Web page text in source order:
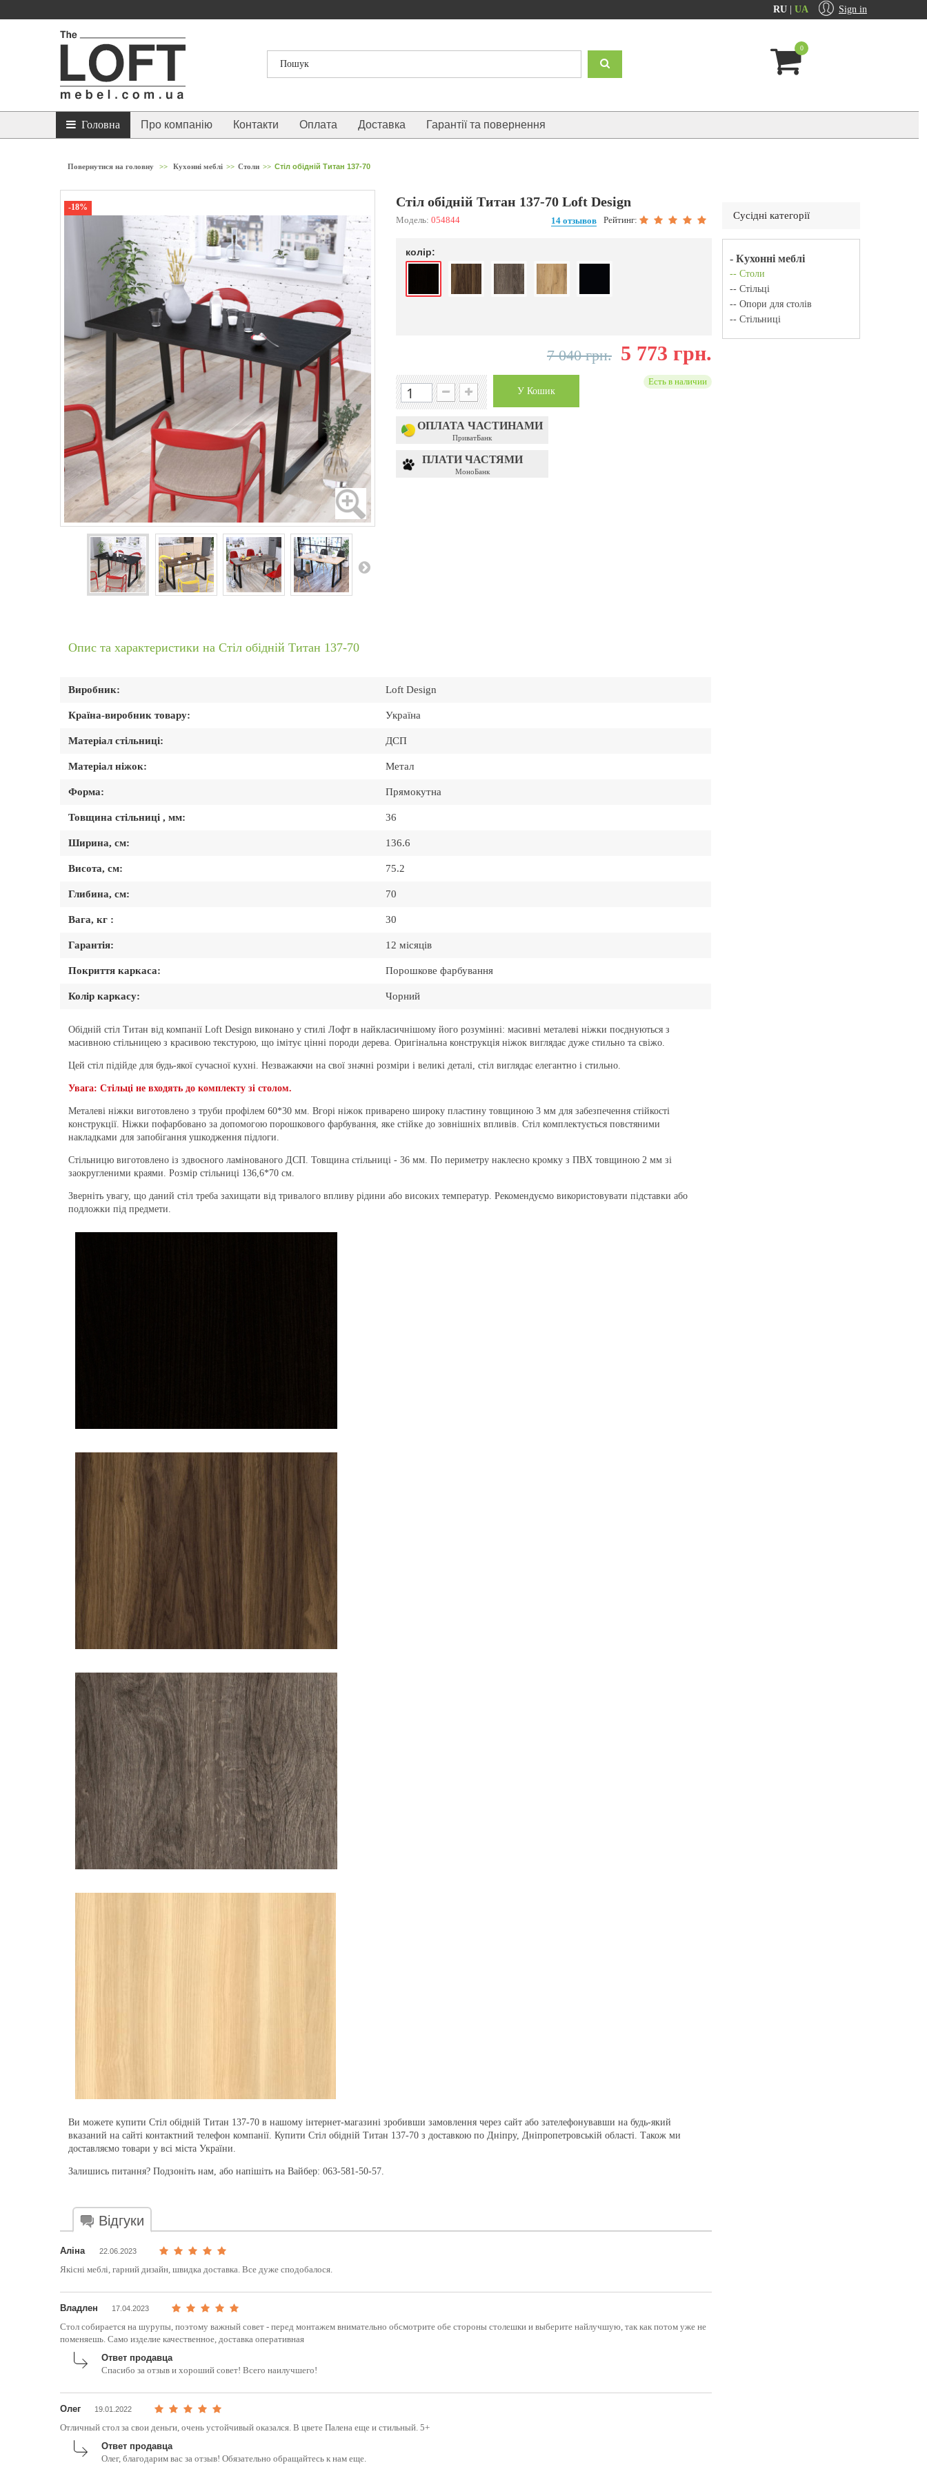
Sign in
RU UA
0
Головна Про компанію Контакти Оплата Доставка Гарантії та повернення
Повернутися на головну >> Кухонні меблі >> Столи >> Стіл обідній Титан 137-70
-18% Стіл обідній Титан 137-70 Loft Design
Модель: 054844 Рейтинг:
14 отзывов
колір:
5 773 грн.
7 040 грн.
У Кошик
Есть в наличии
ОПЛАТА ЧАСТИНАМИ
ПриватБанк
ПЛАТИ ЧАСТЯМИ
МоноБанк
Опис та характеристики на Стіл обідній Титан 137-70
Виробник: Loft Design
Країна-виробник товару: Україна
Матеріал стільниці: ДСП
Матеріал ніжок: Метал
Форма: Прямокутна
Товщина стільниці , мм: 36
Ширина, см: 136.6
Висота, см: 75.2
Глибина, см: 70
Вага, кг : 30
Гарантія: 12 місяців
Покриття каркаса: Порошкове фарбування
Колір каркасу: Чорний
Обідній стіл Титан від компанії Loft Design виконано у стилі Лофт в найкласичнішому його розумінні: масивні металеві ніжки поєднуються з
масивною стільницею з красивою текстурою, що імітує цінні породи дерева. Оригінальна конструкція ніжок виглядає дуже стильно та свіжо.
Цей стіл підійде для будь-якої сучасної кухні. Незважаючи на свої значні розміри і великі деталі, стіл виглядає елегантно і стильно.
Увага: Стільці не входять до комплекту зі столом.
Металеві ніжки виготовлено з труби профілем 60*30 мм. Вгорі ніжок приварено широку пластину товщиною 3 мм для забезпечення стійкості
конструкції. Ніжки пофарбовано за допомогою порошкового фарбування, яке стійке до зовнішніх впливів. Стіл комплектується повстяними
накладками для запобігання ушкодження підлоги.
Стільницю виготовлено із здвоєного ламінованого ДСП. Товщина стільниці - 36 мм. По периметру наклеєно кромку з ПВХ товщиною 2 мм зі
заокругленими краями. Розмір стільниці 136,6*70 см.
Зверніть увагу, що даний стіл треба захищати від тривалого впливу рідини або високих температур. Рекомендуємо використовувати підставки або
подложки під предмети.
Ви можете купити Стіл обідній Титан 137-70 в нашому інтернет-магазині зробивши замовлення через сайт або зателефонувавши на будь-який
вказаний на сайті контактний телефон компанії. Купити Стіл обідній Титан 137-70 з доставкою по Дніпру, Дніпропетровській області. Також ми
доставляємо товари у всі міста України.
Залишись питання? Подзоніть нам, або напішіть на Вайбер: 063-581-50-57.
Відгуки
Аліна 22.06.2023
Якісні меблі, гарний дизайн, швидка доставка. Все дуже сподобалося.
Владлен 17.04.2023
Стол собирается на шурупы, поэтому важный совет - перед монтажем внимательно обсмотрите обе стороны столешки и выберите найлучшую, так как потом уже не
поменяешь. Само изделие качественное, доставка оперативная
Ответ продавца
Спасибо за отзыв и хороший совет! Всего наилучшего!
Олег 19.01.2022
Отличный стол за свои деньги, очень устойчивый оказался. В цвете Палена еще и стильный. 5+
Ответ продавца
Олег, благодарим вас за отзыв! Обязательно обращайтесь к нам еще.
Сусідні категорії
- Кухонні меблі
-- Столи
-- Стільці
-- Опори для столів
-- Стільниці